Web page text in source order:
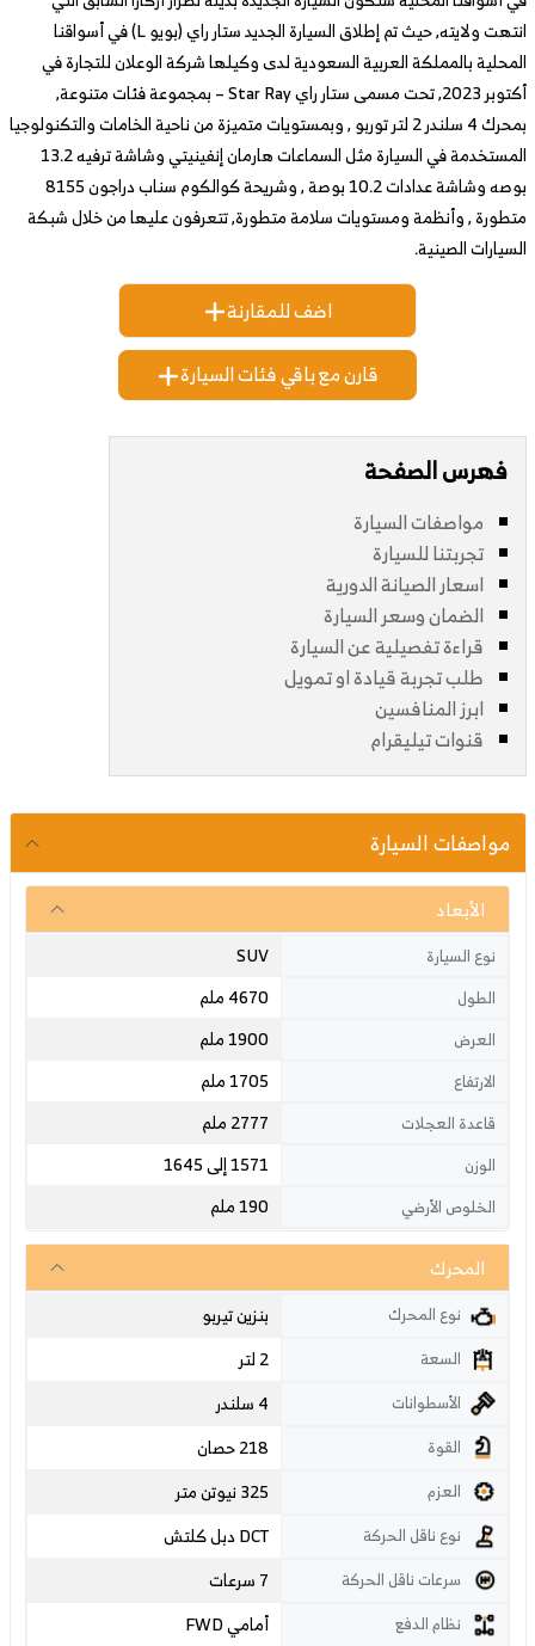
انتهت ولايته, حيث تم إطلاق السيارة الجديد ستار راي (بويو L) في أسواقنا
المحلية بالمملكة العربية السعودية لدى وكيلها شركة الوعلان للتجارة في
أكتوبر 2023, تحت مسمى ستار راي Star Ray – بمجموعة فئات متنوعة,
بمحرك 4 سلندر 2 لتر توربو , وبمستويات متميزة من ناحية الخامات والتكنولوجيا
المستخدمة في السيارة مثل السماعات هارمان إنفينيتي وشاشة ترفيه 13.2
بوصه وشاشة عدادات 10.2 بوصة , وشريحة كوالكوم سناب دراجون 8155
متطورة , وأنظمة ومستويات سلامة متطورة, تتعرفون عليها من خلال شبكة
السيارات الصينية.
اضف للمقارنة
قارن مع باقي فئات السيارة
فهرس الصفحة
مواصفات السيارة
تجربتنا للسيارة
اسعار الصيانة الدورية
الضمان وسعر السيارة
قراءة تفصيلية عن السيارة
طلب تجربة قيادة او تمويل
ابرز المنافسين
قنوات تيليقرام
مواصفات السيارة
الأبعاد
نوع السيارة SUV
الطول 4670 ملم
العرض 1900 ملم
الارتفاع 1705 ملم
قاعدة العجلات 2777 ملم
الوزن 1571 إلى 1645
الخلوص الأرضي 190 ملم
المحرك
نوع المحرك بنزين تيربو
السعة 2 لتر
الأسطوانات 4 سلندر
القوة 218 حصان
العزم 325 نيوتن متر
نوع ناقل الحركة دبل كلتش DCT
سرعات ناقل الحركة 7 سرعات
نظام الدفع أمامي FWD